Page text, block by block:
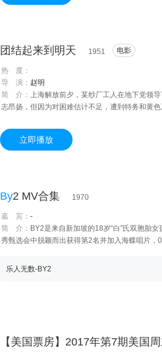
团结起来到明天 1951 电影
热 度：
导 演： 赵明
简 介： 上海解放前夕，某纱厂工人在地下党领
志昂扬，但因为对困难估计不足，遭到特务和黄
色工会，掌握敌人的阴谋和动向。这时，国民党
机进行血腥镇压，工人们不怕牺牲予以回击，终
立即播放
By2 MV合集 1970
嘉 宾： -
简 介： BY2是来自新加坡的18岁“白”氏双胞胎
秀甄选会中脱颖而出获得第2名并加入海蝶唱片
乐人无数-BY2
【美国票房】2017年第7期美国